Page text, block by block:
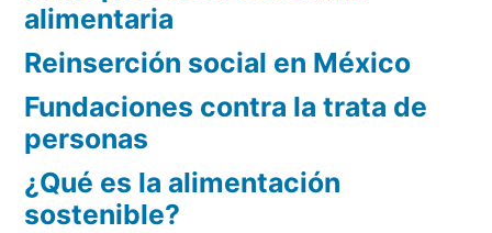
alimentaria
Reinserción social en México
Fundaciones contra la trata de
personas
¿Qué es la alimentación
sostenible?